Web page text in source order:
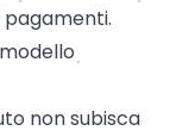
non subisca